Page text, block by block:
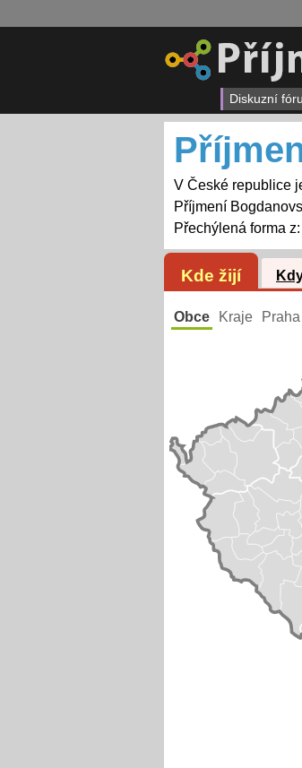
Diskuzní
V České republice
Příjmení
Přechýlená forma z:
Kde žijí
Obce Kraje Praha